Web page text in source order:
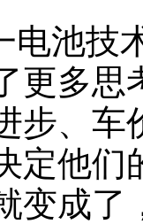
电池技
更多
步、车
定他
变成了